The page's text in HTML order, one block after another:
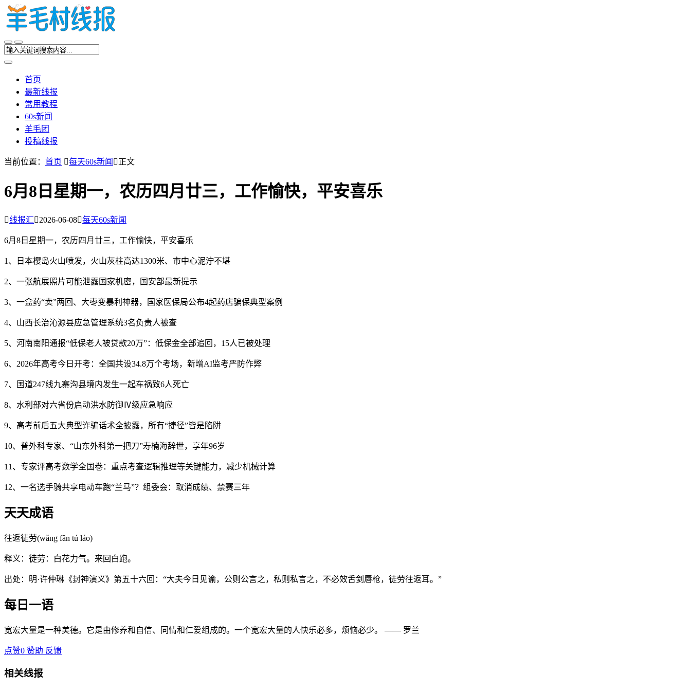
首页
最新线报
常用教程
60s新闻
羊毛团
投稿线报
当前位置： 首页 每天60s新闻 正文
6月8日星期一，农历四月廿三，工作愉快，平安喜乐
线报汇2026-06-08每天60s新闻
6月8日星期一，农历四月廿三，工作愉快，平安喜乐
1、日本樱岛火山喷发，火山灰柱高达1300米、市中心泥泞不堪
2、一张航展照片可能泄露国家机密，国安部最新提示
3、一盒药“卖”两回、大枣变暴利神器，国家医保局公布4起药店骗保典型案例
4、山西长治沁源县应急管理系统3名负责人被查
5、河南南阳通报“低保老人被贷款20万”：低保金全部追回，15人已被处理
6、2026年高考今日开考：全国共设34.8万个考场，新增AI监考严防作弊
7、国道247线九寨沟县境内发生一起车祸致6人死亡
8、水利部对六省份启动洪水防御Ⅳ级应急响应
9、高考前后五大典型诈骗话术全披露，所有“捷径”皆是陷阱
10、普外科专家、“山东外科第一把刀”寿楠海辞世，享年96岁
11、专家评高考数学全国卷：重点考查逻辑推理等关键能力，减少机械计算
12、一名选手骑共享电动车跑“兰马”？组委会：取消成绩、禁赛三年
天天成语
往返徒劳(wǎng fǎn tú láo)
释义：徒劳：白花力气。来回白跑。
出处：明·许仲琳《封神演义》第五十六回：“大夫今日见谕，公则公言之，私则私言之，不必效舌剑唇枪，徒劳往返耳。”
每日一语
宽宏大量是一种美德。它是由修养和自信、同情和仁爱组成的。一个宽宏大量的人快乐必多，烦恼必少。 —— 罗兰
点赞0 赞助 反馈
相关线报